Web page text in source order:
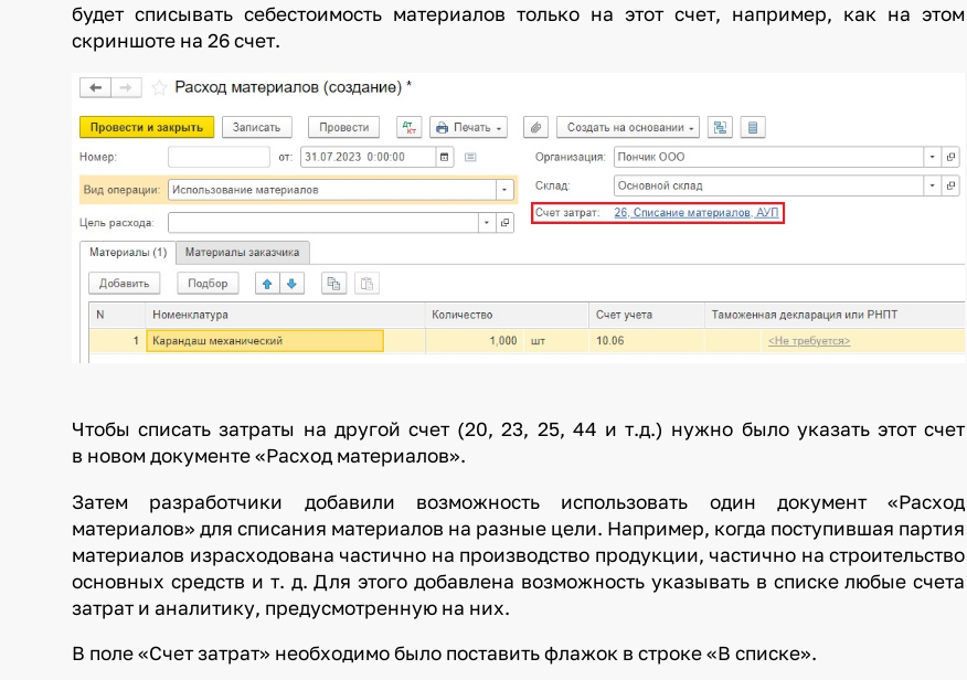
будет списывать себестоимость материалов только на этот счет, например, как на этом
скриншоте на 26 счет.
Чтобы списать затраты на другой счет (20, 23, 25, 44 и т.д.) нужно было указатьэтот счет
в новом документе «Расход материалов».
Затем разработчики добавили возможность использовать один документ «Расход
материалов» для списания материалов на разные цели. Например, когда поступившая партия
материалов израсходована частично на производство продукции, частично на строительство
основных средств и т. д. Для этого добавлена возможность указывать в списке любые счета
затрат и аналитику, предусмотренную на них.
В поле «Счет затрат» необходимобыло поставить флажок в строке «В списке».